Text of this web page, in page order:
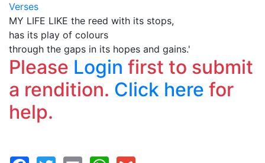
Verses
MY LIFE LIKE the reed with its stops,
has its play of colours
through the gaps in its hopes and gains.'
Please Login first to submit
a rendition. Click here for
help.